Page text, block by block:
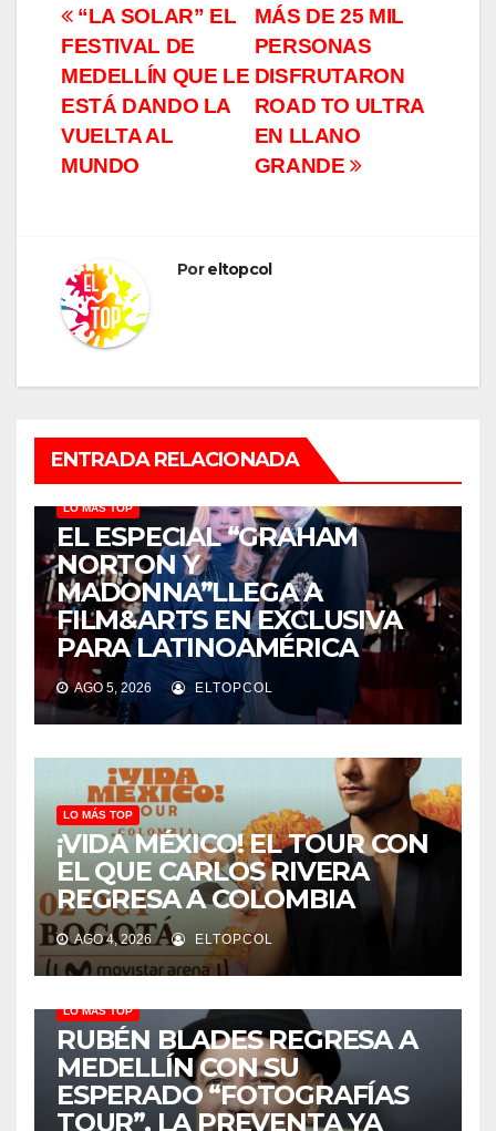
Navegación
de
entradas
MÁS DE 25 MIL
PERSONAS
DISFRUTARON
ROAD TO ULTRA
EN LLANO
GRANDE
“LA SOLAR” EL
FESTIVAL DE
MEDELLÍN QUE LE
ESTÁ DANDO LA
VUELTA AL
MUNDO
Poreltopcol
ENTRADA RELACIONADA
LO MÁS TOP
EL ESPECIAL “GRAHAM
NORTON Y
MADONNA”LLEGA A
FILM&ARTS EN EXCLUSIVA
PARA LATINOAMÉRICA
AGO 5, 2026 ELTOPCOL
LO MÁS TOP
¡VIDA MÉXICO! EL TOUR CON
EL QUE CARLOS RIVERA
REGRESA A COLOMBIA
AGO 4, 2026 ELTOPCOL
LO MÁS TOP
RUBÉN BLADES REGRESA A
MEDELLÍN CON SU
ESPERADO “FOTOGRAFÍAS
TOUR”, LA PREVENTA YA